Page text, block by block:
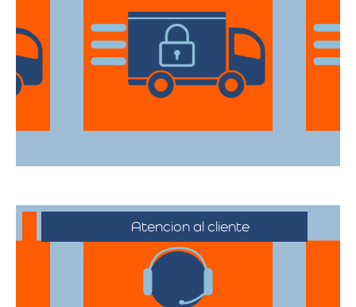
Los vehículos están equipados con
tecnología avanzada para asegurar que
cada artículo llegue en perfecto estado a
su destino.
Atencion al cliente
Desde el primer contacto hasta la
finalización de la mudanza, se ofrece un